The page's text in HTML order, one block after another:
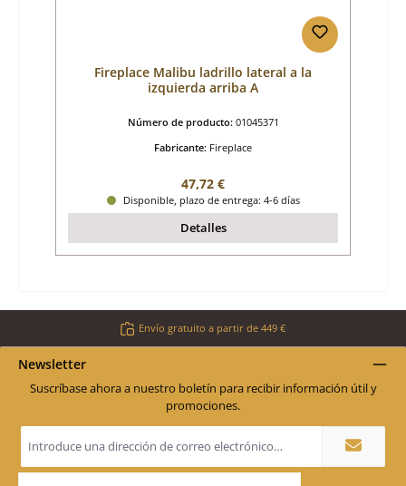
Fireplace Malibu ladrillo lateral a la
izquierda arriba A
Número de producto: 01045371
Fabricante: Fireplace
Precio normal:
47,72 €
Disponible, plazo de entrega: 4-6 días
Detalles
Envío gratuito a partir de 449 €
Newsletter
Suscríbase ahora a nuestro boletín para recibir información útil y
promociones.
Dirección
de
electrónico